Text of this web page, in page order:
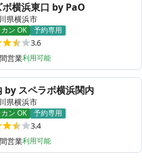
ボ横浜東口 by PaO
県横浜市
ン OK 予約専用
3.6
営業利用可能
by スペラボ横浜関内
県横浜市
ン OK 予約専用
3.4
営業利用可能